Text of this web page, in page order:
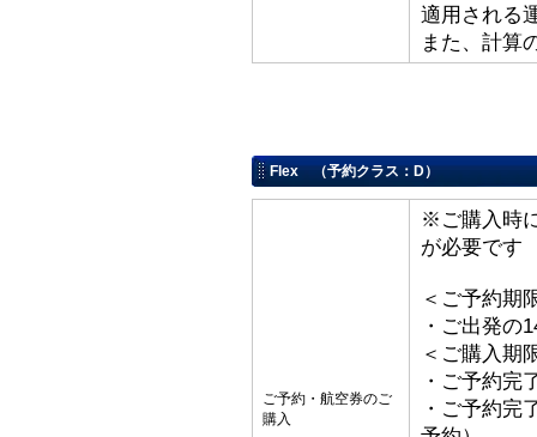
適用される
また、計算
Flex （予約クラス：D）
ご予約・航空券のご
購入
※ご購入時
が必要です
＜ご予約期
・ご出発の
＜ご購入期
・ご予約完
・ご予約完